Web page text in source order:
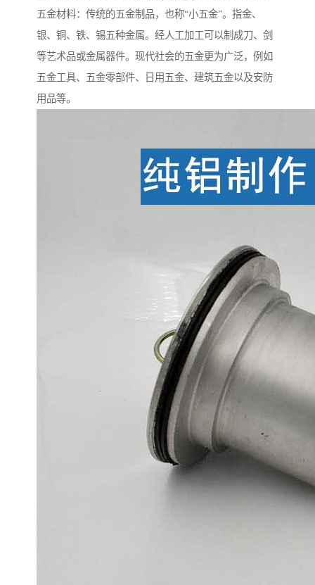
五金材料：传统的五金制品，也称“小五金”。指金、
银、铜、铁、锡五种金属。经人工加工可以制成刀、剑
等艺术品或金属器件。现代社会的五金更为广泛，例如
五金工具、五金零部件、日用五金、建筑五金以及安防
用品等。